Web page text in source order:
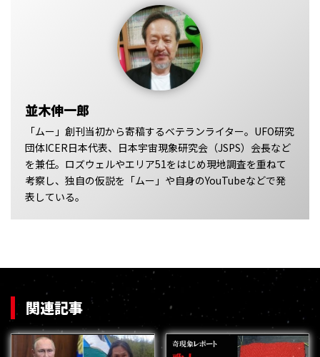
並木伸一郎
「ムー」創刊当初から寄稿するベテランライター。UFO研究
団体ICER日本代表、日本宇宙現象研究会（JSPS）会長など
を兼任。ロズウェルやエリア51をはじめ現地調査を重ねて
考察し、独自の仮説を「ムー」や自身のYouTubeなどで発
表している。
関連記事